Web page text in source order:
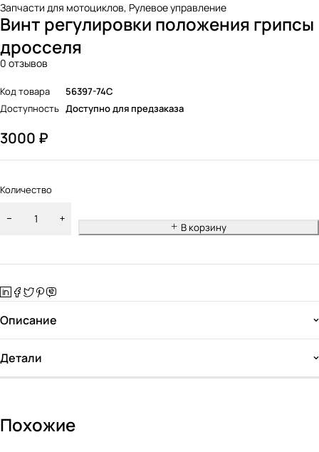
Запчасти для мотоциклов, Рулевое управление
Винт регулировки положения грипсы
дросселя
0 отзывов
Код товара
56397-74C
Доступность Доступно для предзаказа
3000 ₽
Количество
В корзину
Описание
Детали
Похожие